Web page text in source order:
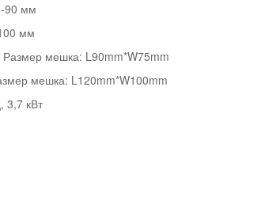
90 мм
мм
мешка: L90mm*W75mm
мешка: L120mm*W100mm
3,7 кВт